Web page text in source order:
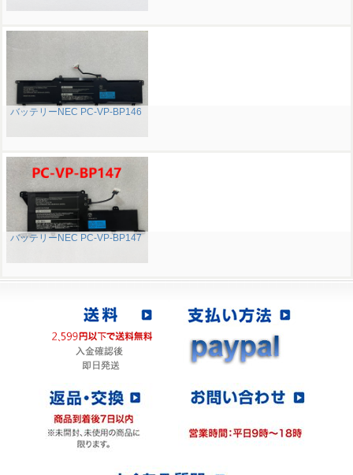
バッテリーNEC PC-VP-BP146
バッテリーNEC PC-VP-BP147